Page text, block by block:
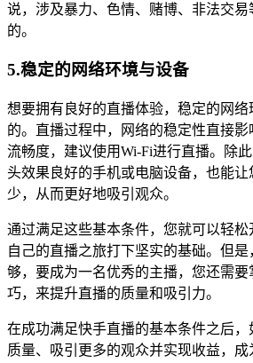
说，涉及暴力、色情、赌博、非法交
的。
5.稳定的网络环境与设备
想要拥有良好的直播体验，稳定的网
的。直播过程中，网络的稳定性直接
流畅度，建议使用Wi-Fi进行直播。除
头效果良好的手机或电脑设备，也能
少，从而更好地吸引观众。
通过满足这些基本条件，您就可以轻
自己的直播之旅打下坚实的基础。但
够，要成为一名优秀的主播，您还需
巧，来提升直播的质量和吸引力。
在成功满足快手直播的基本条件之后
质量、吸引更多的观众并实现收益，